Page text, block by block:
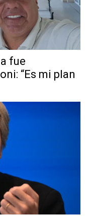
fue
“Es mi plan